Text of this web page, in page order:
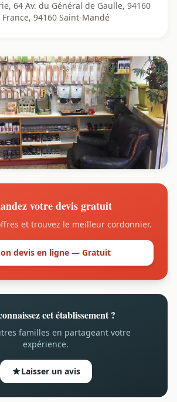
64 Av. du Général de Gaulle, 94160
94160 Saint-Mandé
votre devis gratuit
et trouvez le meilleur cordonnier.
devis en ligne — Gratuit
cet établissement ?
familles en partageant votre
expérience.
Laisser un avis